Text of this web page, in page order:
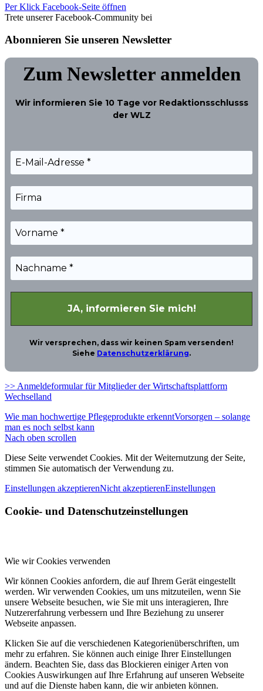
Per Klick Facebook-Seite öffnen
Trete unserer Facebook-Community bei
Abonnieren Sie unseren Newsletter
Zum Newsletter anmelden
Wir informieren Sie 10 Tage vor Redaktionsschlusss
der WLZ
Wir versprechen, dass wir keinen Spam versenden!
Siehe Datenschutzerklärung.
>> Anmeldeformular für Mitglieder der Wirtschaftsplattform
Wechselland
Wie man hochwertige Pflegeprodukte erkenntVorsorgen – solange
man es noch selbst kann
Nach oben scrollen
Diese Seite verwendet Cookies. Mit der Weiternutzung der Seite,
stimmen Sie automatisch der Verwendung zu.
Einstellungen akzeptierenNicht akzeptierenEinstellungen
Cookie- und Datenschutzeinstellungen
Wie wir Cookies verwenden
Wir können Cookies anfordern, die auf Ihrem Gerät eingestellt
werden. Wir verwenden Cookies, um uns mitzuteilen, wenn Sie
unsere Webseite besuchen, wie Sie mit uns interagieren, Ihre
Nutzererfahrung verbessern und Ihre Beziehung zu unserer
Webseite anpassen.
Klicken Sie auf die verschiedenen Kategorienüberschriften, um
mehr zu erfahren. Sie können auch einige Ihrer Einstellungen
ändern. Beachten Sie, dass das Blockieren einiger Arten von
Cookies Auswirkungen auf Ihre Erfahrung auf unseren Webseite
und auf die Dienste haben kann, die wir anbieten können.